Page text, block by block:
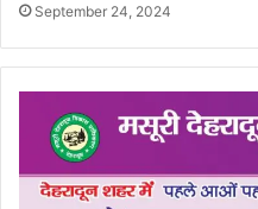
September 24, 2024